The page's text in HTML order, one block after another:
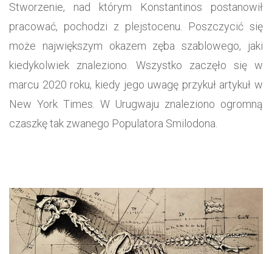
Stworzenie, nad którym Konstantinos postanowił
pracować, pochodzi z plejstocenu. Poszczycić się
może największym okazem zęba szablowego, jaki
kiedykolwiek znaleziono. Wszystko zaczęło się w
marcu 2020 roku, kiedy jego uwagę przykuł artykuł w
New York Times. W Urugwaju znaleziono ogromną
czaszkę tak zwanego Populatora Smilodona.